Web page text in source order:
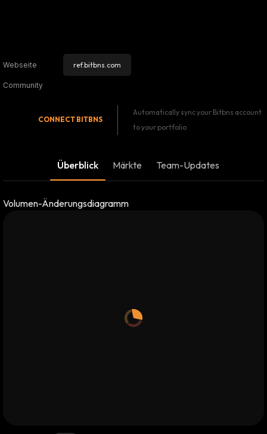
Webseite ref.bitbns.com
Community
CONNECT BITBNS
Automatically sync your Bitbns account
to your portfolio
Überblick Märkte Team-Updates
Volumen-Änderungsdiagramm